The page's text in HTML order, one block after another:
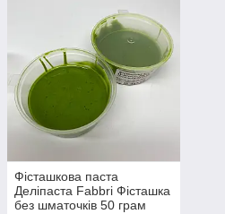
Фісташкова паста
Деліпаста Fabbri Фісташка
без шматочків 50 грам